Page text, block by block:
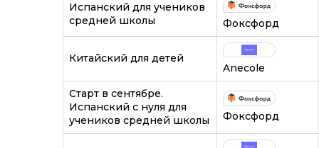
Испанский для учеников
средней школы
Фоксфорд
Китайский для детей
Anecole
Старт в сентябре.
Испанский с нуля для
учеников средней школы
Фоксфорд